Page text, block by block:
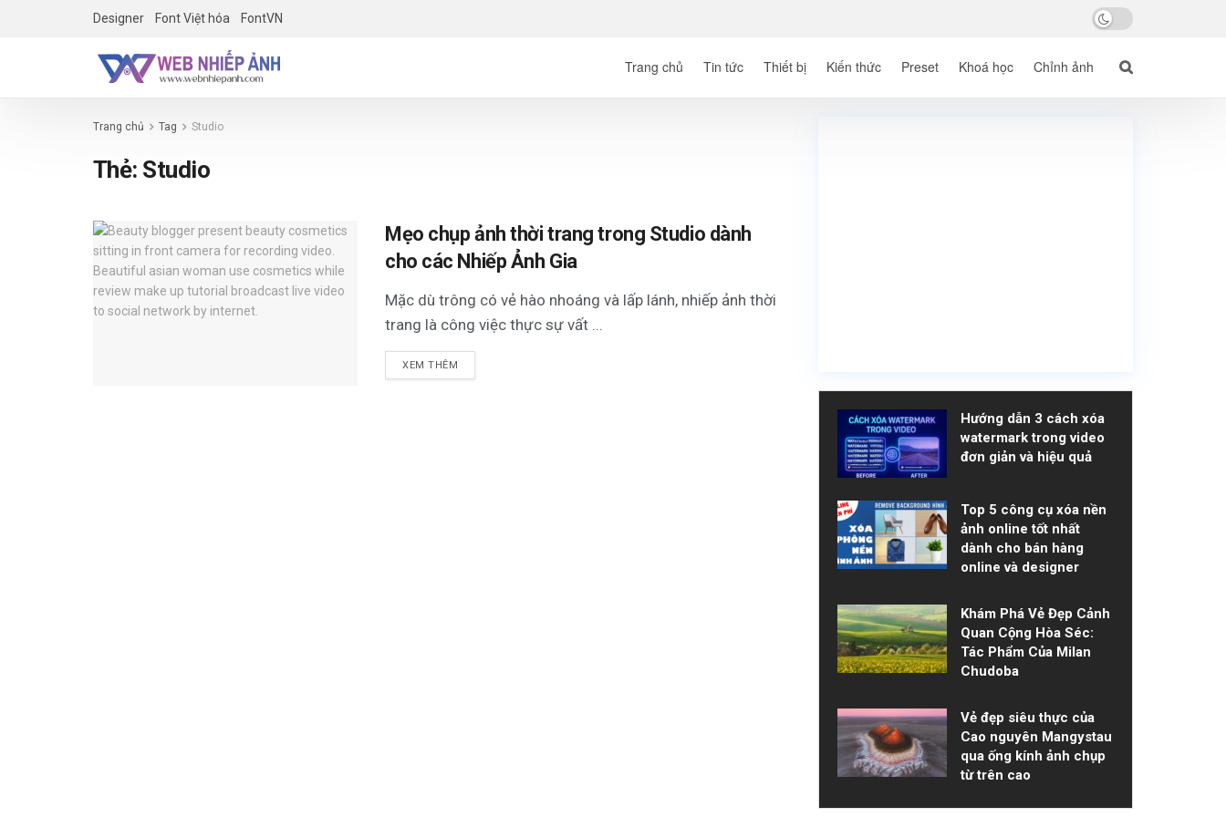
Designer Font Việt hóa FontVN
Trang chủ Tin tức Thiết bị Kiến thức Preset Khoá học Chỉnh ảnh
Trang chủ Tag Studio
Thẻ: Studio
Mẹo chụp ảnh thời trang trong Studio dành
cho các Nhiếp Ảnh Gia
Mặc dù trông có vẻ hào nhoáng và lấp lánh, nhiếp ảnh thời
trang là công việc thực sự vất ...
XEM THÊM
Hướng dẫn 3 cách xóa
watermark trong video
đơn giản và hiệu quả
Top 5 công cụ xóa nền
ảnh online tốt nhất
dành cho bán hàng
online và designer
Khám Phá Vẻ Đẹp Cảnh
Quan Cộng Hòa Séc:
Tác Phẩm Của Milan
Chudoba
Vẻ đẹp siêu thực của
Cao nguyên Mangystau
qua ống kính ảnh chụp
từ trên cao